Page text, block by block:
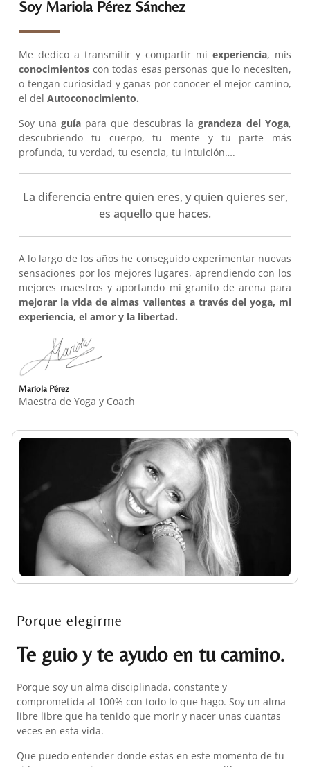
Soy Mariola Pérez Sánchez
Me dedico a transmitir y compartir mi experiencia, mis
conocimientos con todas esas personas que lo necesiten,
o tengan curiosidad y ganas por conocer el mejor camino,
el del Autoconocimiento.
Soy una guía para que descubras la grandeza del Yoga,
descubriendo tu cuerpo, tu mente y tu parte más
profunda, tu verdad, tu esencia, tu intuición….
La diferencia entre quien eres, y quien quieres ser,
es aquello que haces.
A lo largo de los años he conseguido experimentar nuevas
sensaciones por los mejores lugares, aprendiendo con los
mejores maestros y aportando mi granito de arena para
mejorar la vida de almas valientes a través del yoga, mi
experiencia, el amor y la libertad.
Mariola Pérez
Maestra de Yoga y Coach
Porque elegirme
Te guio y te ayudo en tu camino.
Porque soy un alma disciplinada, constante y
comprometida al 100% con todo lo que hago. Soy un alma
libre libre que ha tenido que morir y nacer unas cuantas
veces en esta vida.
Que puedo entender donde estas en este momento de tu